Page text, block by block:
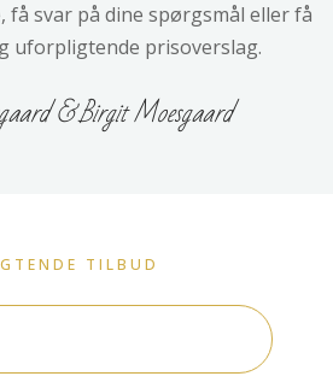
få svar på dine spørgsmål eller få
uforpligtende prisoverslag.
& Birgit Moesgaard
TILBUD​